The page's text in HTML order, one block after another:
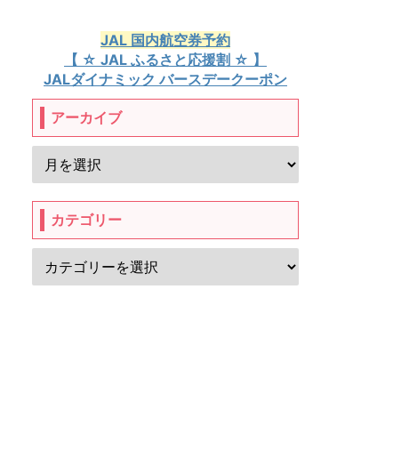
JAL 国内航空券予約
【 ☆ JAL ふるさと応援割 ☆ 】
JALダイナミック バースデークーポン
アーカイブ
カテゴリー